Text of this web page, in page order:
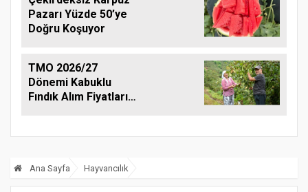
Pazarı Yüzde 50’ye
Doğru Koşuyor
TMO 2026/27
Dönemi Kabuklu
Fındık Alım Fiyatlarını
Ana Sayfa Hayvancılık